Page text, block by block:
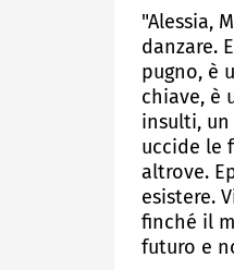
"Alessia,
danzare.
pugno, è
chiave, è
insulti,
uccide le
altrove.
esistere.
finché il
futuro e